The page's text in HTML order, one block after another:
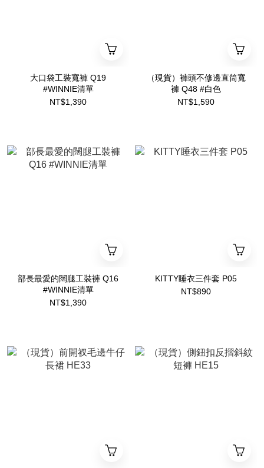
大口袋工裝寬褲 Q19
#WINNIE清單
NT$1,390
（現貨）褲頭不修邊直筒寬
褲 Q48 #白色
NT$1,590
部長最愛的闊腿工裝褲 Q16
#WINNIE清單
NT$1,390
KITTY睡衣三件套 P05
NT$890